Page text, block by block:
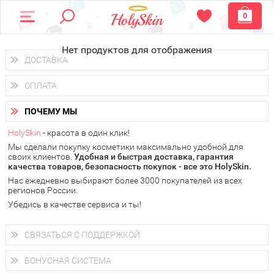
0
Нет продуктов для отображения
ДОСТАВКА
Доставка осуществляетсяпо всем городам России.
Вы можете выбрать доставку курьером, Почтой России или
получить заказ в пунктах выдачи PickPoint или пункте
самовывоза.
В 20 городах России доставка осуществляется ужена
следующий день.
у Вас всегда есть возможность получитьбесплатную
доставку от HolySkin.
подробнее об условиях доставки и оплаты в Вашем городе
ОПЛАТА
Вы можете оплатить свой заказ любым удобным способом:
наличными деньгами (
через интернет-банк (Альфа-банк, Сбербанк) и другими
электронными способами.
ПОЧЕМУ МЫ
HolySkin - красота в один клик!
Мы сделали покупку косметики максимально удобной для
своих клиентов. Удобная и быстрая доставка, гарантия
качества товаров, безопасность покупок - все это HolySkin.
Нас ежедневно выбирают более 3000 покупателей из всех
регионов России.
Убедись в качестве сервиса и ты!
СВЯЗАТЬСЯ С ПОДДЕРЖКОЙ
+7 (800) 707-24-55
Мы будем рады ответить на все Ваши вопросы по работе
магазина, проконсультировать по товарам, рассказать о
БОНУСНАЯ СИСТЕМА